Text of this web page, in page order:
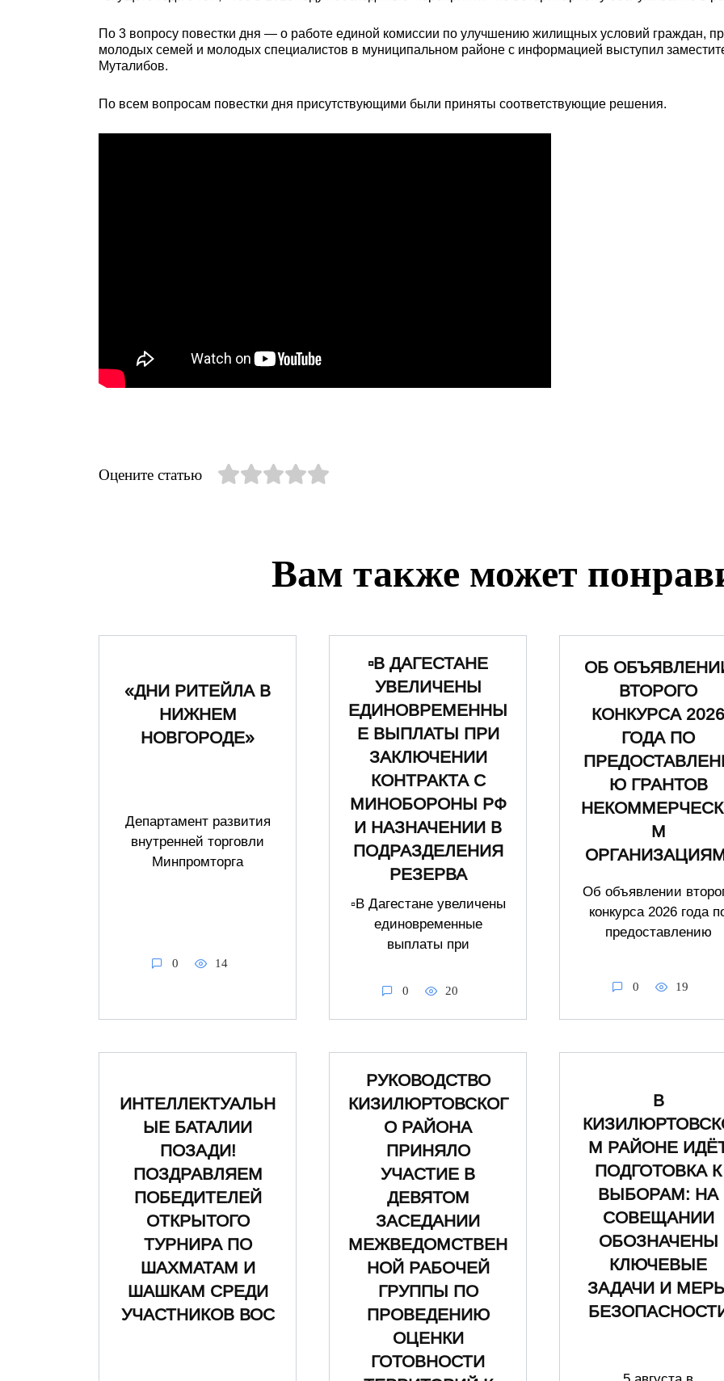
По 3 вопросу повестки дня — о работе единой комиссии по улучшению жилищных условий граждан,
молодых семей и молодых специалистов в муниципальном районе с информацией выступил
Муталибов.
По всем вопросам повестки дня присутствующими были приняты соответствующие решения.
Оцените статью
Вам также может
«ДНИ РИТЕЙЛА В
НИЖНЕМ
НОВГОРОДЕ»
Департамент развития
внутренней торговли
Минпромторга
0 14
▫️В ДАГЕСТАНЕ
УВЕЛИЧЕНЫ
ЕДИНОВРЕМЕННЫ
Е ВЫПЛАТЫ ПРИ
ЗАКЛЮЧЕНИИ
КОНТРАКТА С
МИНОБОРОНЫ РФ
И НАЗНАЧЕНИИ В
ПОДРАЗДЕЛЕНИЯ
РЕЗЕРВА
▫️В Дагестане увеличены
единовременные
выплаты при
0 20
ОБ
ВТОРОГО
КОНКУРСА 2026
ГОДА ПО
Ю ГРАНТОВ
М
Об объявлении
конкурса 2026 года
предоставлению
0 19
ИНТЕЛЛЕКТУАЛЬН
ЫЕ БАТАЛИИ
ПОЗАДИ!
ПОЗДРАВЛЯЕМ
ПОБЕДИТЕЛЕЙ
ОТКРЫТОГО
ТУРНИРА ПО
ШАХМАТАМ И
ШАШКАМ СРЕДИ
УЧАСТНИКОВ ВОС
РУКОВОДСТВО
КИЗИЛЮРТОВСКОГ
О РАЙОНА
ПРИНЯЛО
УЧАСТИЕ В
ДЕВЯТОМ
ЗАСЕДАНИИ
МЕЖВЕДОМСТВЕН
НОЙ РАБОЧЕЙ
ГРУППЫ ПО
ПРОВЕДЕНИЮ
ОЦЕНКИ
ГОТОВНОСТИ
В
М РАЙОНЕ
ПОДГОТОВКА К
ВЫБОРАМ: НА
СОВЕЩАНИИ
ОБОЗНАЧЕНЫ
КЛЮЧЕВЫЕ
ЗАДАЧИ И